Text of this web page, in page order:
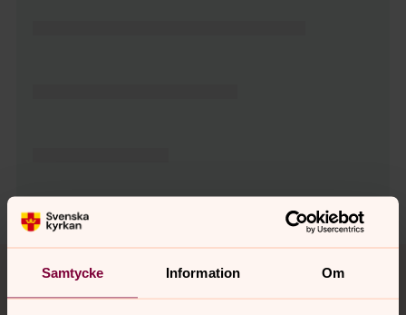
Samtycke Information Om
Tillbaka till toppen
Tillbaka till innehållet